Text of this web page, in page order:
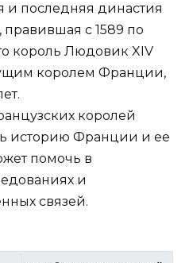
и последняя династия
с 1589 по
король Людовик XIV
королем Франции,
королей
историю Франции и ее
помочь в
и
связей.